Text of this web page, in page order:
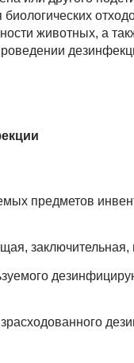
животных, а
предметов